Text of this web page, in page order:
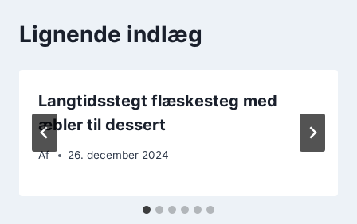
Lignende indlæg
Langtidsstegt flæskesteg med
æbler til dessert
Af 26. december 2024